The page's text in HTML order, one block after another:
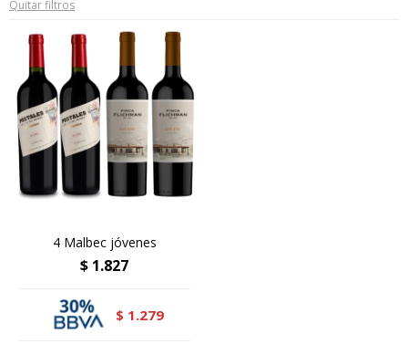
Quitar filtros
4 Malbec jóvenes
$ 1.827
$ 1.279